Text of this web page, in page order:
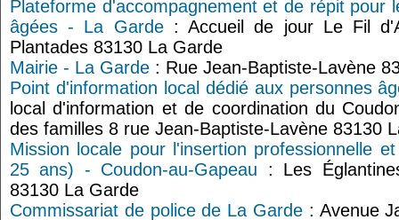
Plateforme d'accompagnement et de répit pour
âgées - La Garde: Accueil de jour Le Fil
Plantades 83130 La Garde
Mairie - La Garde : Rue Jean-Baptiste-Lavène
Point d'information local dédié aux personnes
local d'information et de coordination du
des familles 8 rue Jean-Baptiste-Lavène 83130
Mission locale pour l'insertion professionnelle
25 ans) - Coudon-au-Gapeau : Les
83130 La Garde
Commissariat de police de La Garde : Avenue